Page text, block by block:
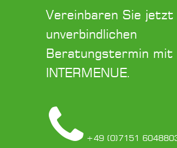
Vereinbaren Sie jetzt
unverbindlichen
Beratungstermin mit
INTERMENUE.
+49 (0)7151